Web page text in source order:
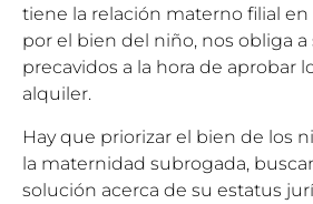
tiene la relación materno filial en
por el bien del niño, nos obliga a
precavidos a la hora de aprobar
alquiler.
Hay que priorizar el bien de los
la maternidad subrogada,
solución acerca de su estatus